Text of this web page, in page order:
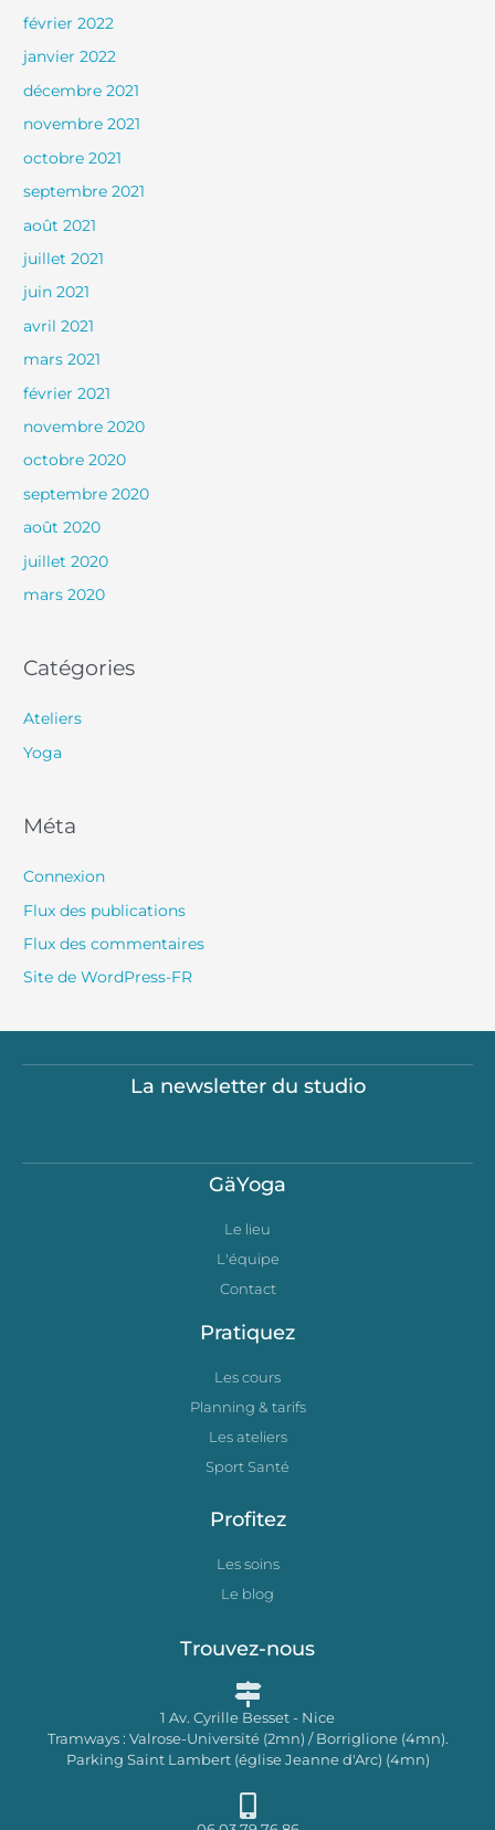
février 2022
janvier 2022
décembre 2021
novembre 2021
octobre 2021
septembre 2021
août 2021
juillet 2021
juin 2021
avril 2021
mars 2021
février 2021
novembre 2020
octobre 2020
septembre 2020
août 2020
juillet 2020
mars 2020
Catégories
Ateliers
Yoga
Méta
Connexion
Flux des publications
Flux des commentaires
Site de WordPress-FR
La newsletter du studio
GäYoga
Le lieu
L'équipe
Contact
Pratiquez
Les cours
Planning & tarifs
Les ateliers
Sport Santé
Profitez
Les soins
Le blog
Trouvez-nous
1 Av. Cyrille Besset - Nice
Tramways : Valrose-Université (2mn) / Borriglione (4mn).
Parking Saint Lambert (église Jeanne d'Arc) (4mn)